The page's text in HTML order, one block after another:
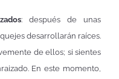
: después de unas
desarrollarán raíces.
de ellos; si sientes
En este momento,